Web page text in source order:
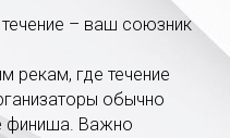
– ваш союзник
рекам, где течение
обычно
финиша. Важно